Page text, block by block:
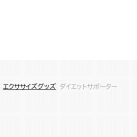
エクササイズグッズ ダイエットサポーター